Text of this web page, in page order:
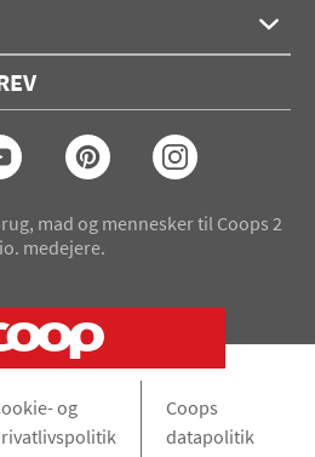
mad og mennesker til Coops 2
medejere.
og
Coops
datapolitik